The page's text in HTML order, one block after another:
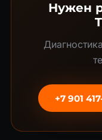
Нужен
+7 901